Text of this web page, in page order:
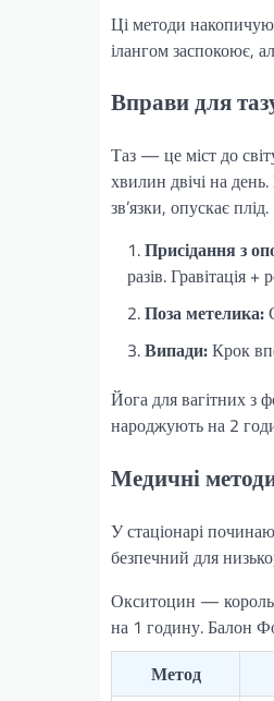
Ці методи
ілангом заспокоює,
Вправи для
Таз — це міст до
хвилин двічі на
зв’язки, опускає плід.
Присідання з
разів. Гравітація
Поза метелика:
Випади:Крок
Йога для вагітних
народжують на 2
Медичні
У стаціонарі
безпечний для
Окситоцин —
на 1 годину. Балон
Метод